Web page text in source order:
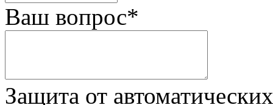
Ваш вопрос*
Защита от